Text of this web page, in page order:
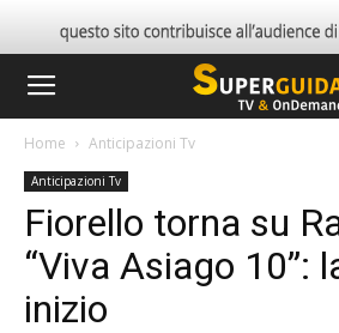
Home Anticipazioni Tv
Anticipazioni Tv
Fiorello torna su
“Viva Asiago 10”:
inizio